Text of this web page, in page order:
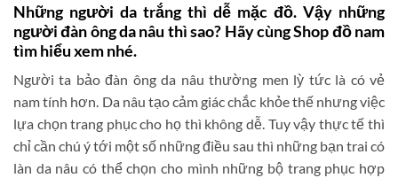
Những người da trắng thì dễ mặc đồ. Vậy những
người đàn ông da nâu thì sao? Hãy cùngShop đồ nam
tìm hiểu xem nhé.
Người ta bảo đàn ông da nâu thường men lỳ tức là có vẻ
nam tính hơn. Da nâu tạo cảm giác chắc khỏe thế nhưng việc
lựa chọn trang phục cho họ thì không dễ. Tuy vậy thực tế thì
chỉ cần chú ý tới một số những điều sau thì những bạn trai có
làn da nâu có thể chọn cho mình những bộ trang phục hợp